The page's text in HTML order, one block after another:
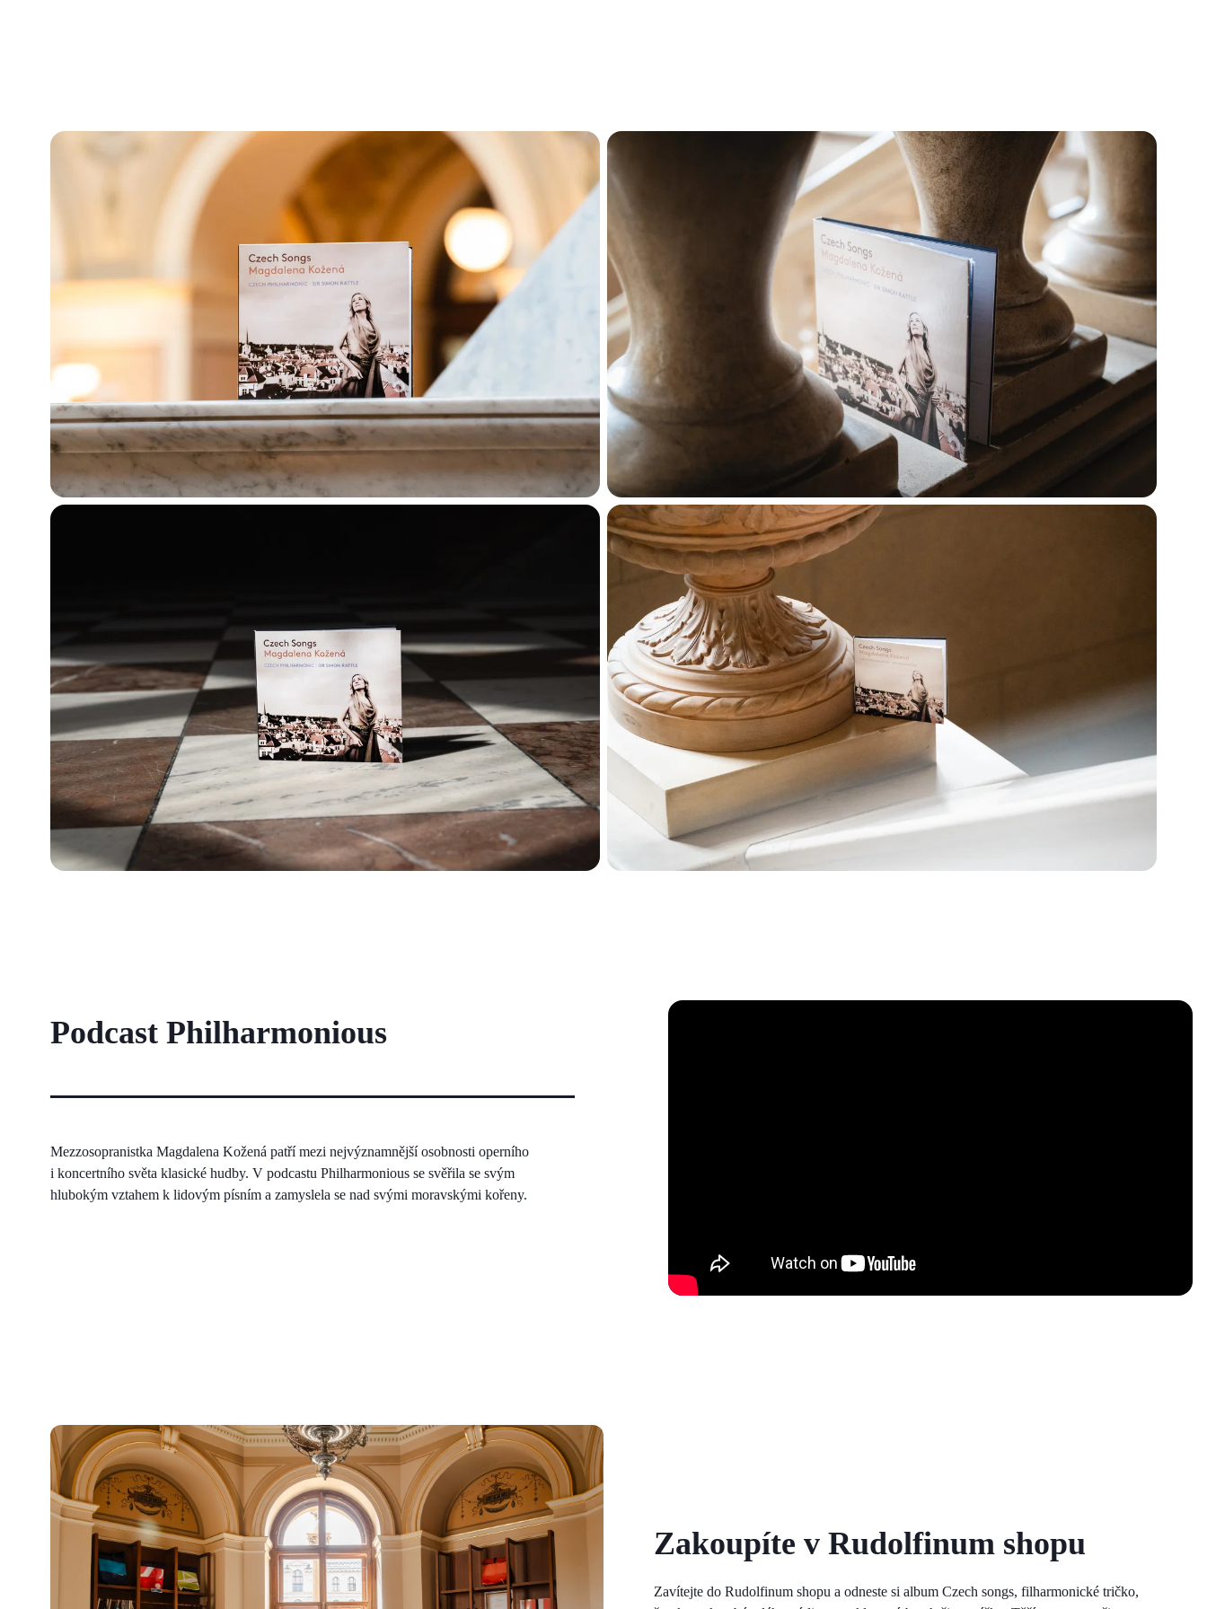
Podcast Philharmonious
Mezzosopranistka Magdalena Kožená patří mezi nejvýznamnější osobnosti operního
i koncertního světa klasické hudby. V podcastu Philharmonious se svěřila se svým
hlubokým vztahem k lidovým písním a zamyslela se nad svými moravskými kořeny.
Zakoupíte v Rudolfinum shopu
Zavítejte do Rudolfinum shopu a odneste si album Czech songs, filharmonické tričko,